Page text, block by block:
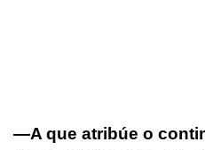
­­—­A que atribúe o